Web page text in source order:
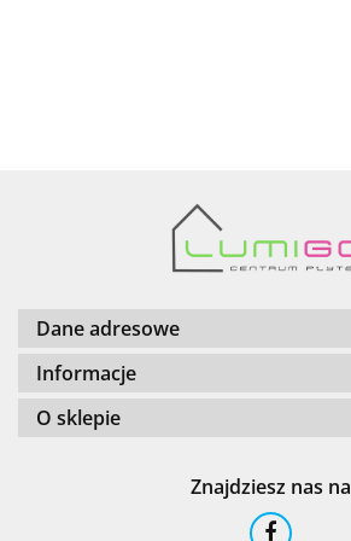
Barwolf
Dane adresowe
Informacje
O sklepie
Znajdziesz nas na